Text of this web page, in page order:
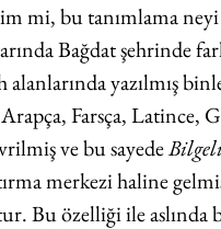
mi, bu tanımlama
Bağdat şehrinde
yazılmış
Farsça, Latince,
ve bu sayede
merkezi haline
Bu özelliği ile